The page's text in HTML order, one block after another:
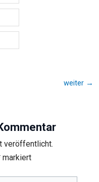
weiter →
veröffentlicht.
markiert